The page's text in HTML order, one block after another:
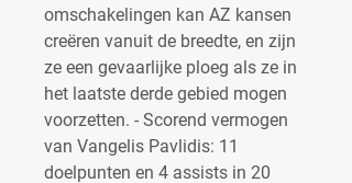
omschakelingen kan AZ kansen
creëren vanuit de breedte, en zijn
ze een gevaarlijke ploeg als ze in
het laatste derde gebied mogen
voorzetten. - Scorend vermogen
van Vangelis Pavlidis: 11
doelpunten en 4 assists in 20